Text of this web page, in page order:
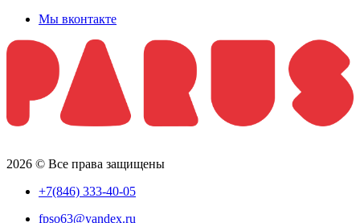
Мы вконтакте
2026 © Все права защищены
+7(846) 333-40-05
fpso63@yandex.ru